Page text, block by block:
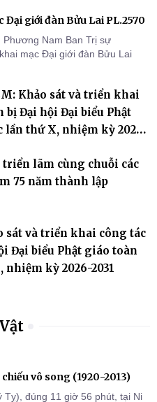
Đại giới đàn Bửu Lai PL.2570
Phương Nam Ban Trị sự
mạc Đại giới đàn Bửu Lai
Khảo sát và triển khai
bị Đại hội Đại biểu Phật
lần thứ X, nhiệm kỳ 2026-
triển lãm cùng chuỗi các
75 năm thành lập
sát và triển khai công tác
Đại biểu Phật giáo toàn
nhiệm kỳ 2026-2031
vô song (1920-2013)
Tỵ), đúng 11 giờ 56 phút, tại Ni